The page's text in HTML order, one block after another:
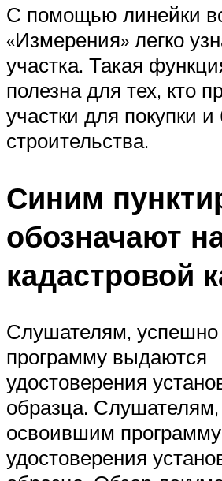
С помощью линейки
«Измерения» легко
участка. Такая
полезна для тех, кто
участки для покупки
строительства.
Синим
обозначают
кадастровой
Слушателям,
программу выдаются
удостоверения
образца.
освоившим
удостоверения